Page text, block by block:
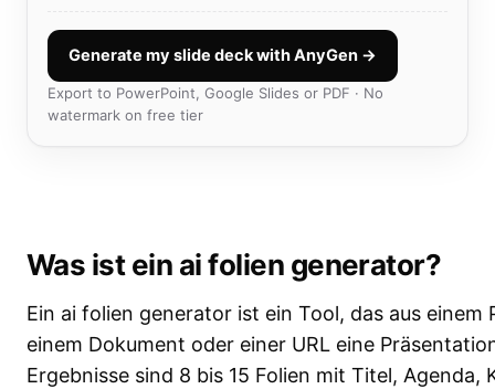
Generate my slide deck with AnyGen →
Export to PowerPoint, Google Slides or PDF · No
watermark on free tier
Was ist ein ai folien generator?
Ein ai folien generator ist ein Tool, das aus einem
einem Dokument oder einer URL eine
Ergebnisse sind 8 bis 15 Folien mit Titel, Agenda,